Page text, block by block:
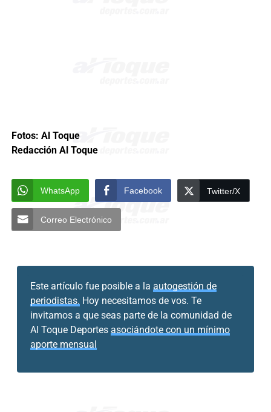
Fotos: Al Toque
Redacción Al Toque
WhatsApp Facebook Twitter/X
Correo Electrónico
Este artículo fue posible a la autogestión de
periodistas. Hoy necesitamos de vos. Te
invitamos a que seas parte de la comunidad de
Al Toque Deportes asociándote con un mínimo
aporte mensual